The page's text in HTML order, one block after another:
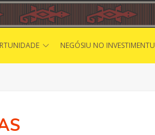
NEGÓSIU NO INVESTIMENTU